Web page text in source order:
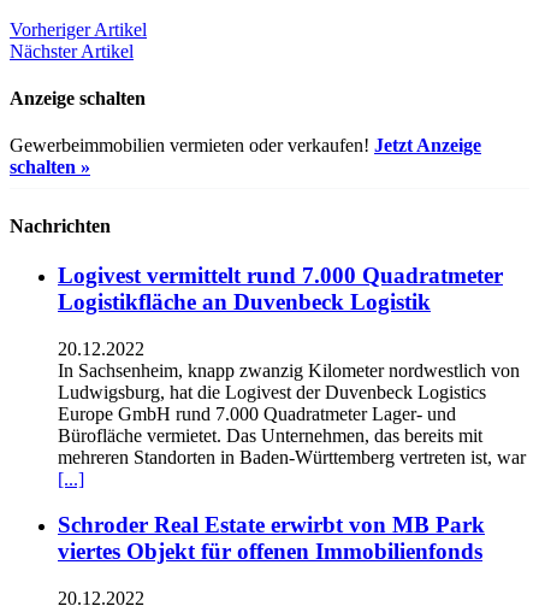
Vorheriger Artikel
Nächster Artikel
Anzeige schalten
Gewerbeimmobilien vermieten oder verkaufen! Jetzt Anzeige
schalten »
Nachrichten
Logivest vermittelt rund 7.000 Quadratmeter
Logistikfläche an Duvenbeck Logistik
20.12.2022
In Sachsenheim, knapp zwanzig Kilometer nordwestlich von
Ludwigsburg, hat die Logivest der Duvenbeck Logistics
Europe GmbH rund 7.000 Quadratmeter Lager- und
Bürofläche vermietet. Das Unternehmen, das bereits mit
mehreren Standorten in Baden-Württemberg vertreten ist, war
[...]
Schroder Real Estate erwirbt von MB Park
viertes Objekt für offenen Immobilienfonds
20.12.2022